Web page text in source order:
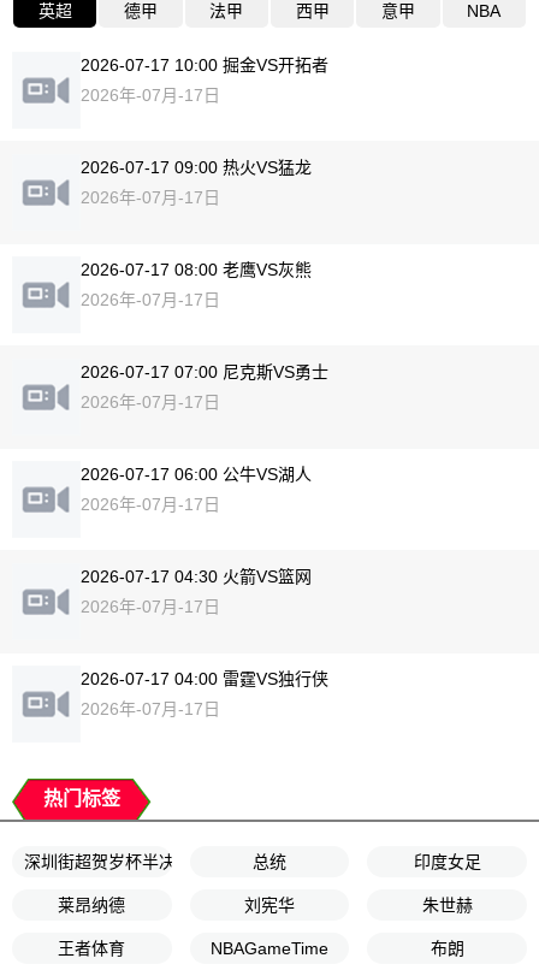
英超 德甲 法甲 西甲 意甲 NBA
2026-07-17 10:00 掘金VS开拓者
2026年-07月-17日
2026-07-17 09:00 热火VS猛龙
2026年-07月-17日
2026-07-17 08:00 老鹰VS灰熊
2026年-07月-17日
2026-07-17 07:00 尼克斯VS勇士
2026年-07月-17日
2026-07-17 06:00 公牛VS湖人
2026年-07月-17日
2026-07-17 04:30 火箭VS篮网
2026年-07月-17日
2026-07-17 04:00 雷霆VS独行侠
2026年-07月-17日
热门标签
深圳街超贺岁杯半决赛 总统 印度女足
莱昂纳德 刘宪华 朱世赫
王者体育 NBAGameTime 布朗